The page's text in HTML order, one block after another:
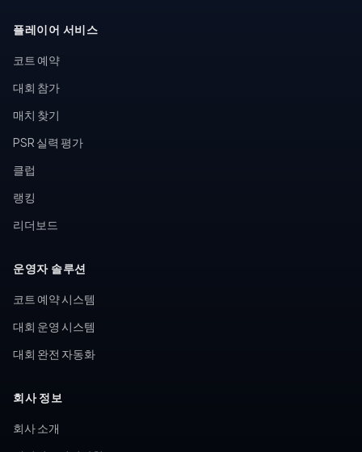
플레이어 서비스
코트 예약
대회 참가
매치 찾기
PSR 실력 평가
클럽
랭킹
리더보드
운영자 솔루션
코트 예약 시스템
대회 운영 시스템
대회 완전 자동화
회사 정보
회사 소개